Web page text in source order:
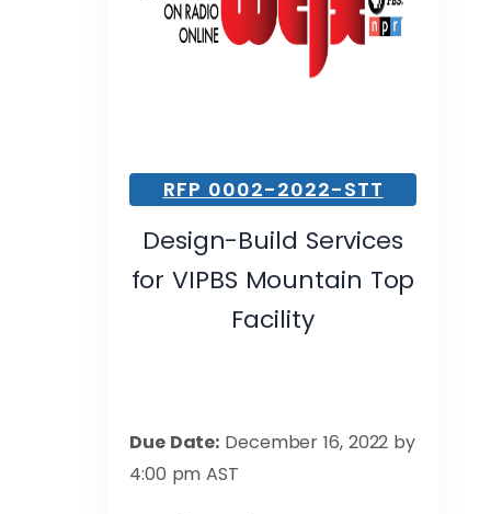
RFP 0002-2022-STT
Design-Build Services
for VIPBS Mountain Top
Facility
Due Date: December 16, 2022 by
4:00 pm AST